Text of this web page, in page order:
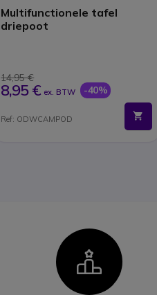
Multifunctionele tafel
driepoot
14,95 €
8,95 € ex. BTW -40%
Ref: ODWCAMPOD
Icon